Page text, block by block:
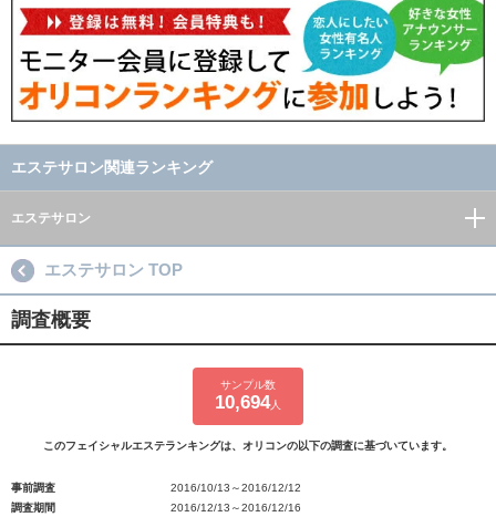
エステサロン関連ランキング
エステサロン
エステサロン TOP
調査概要
サンプル数
10,694人
このフェイシャルエステランキングは、オリコンの以下の調査に基づいています。
事前調査
2016/10/13～2016/12/12
調査期間
2016/12/13～2016/12/16